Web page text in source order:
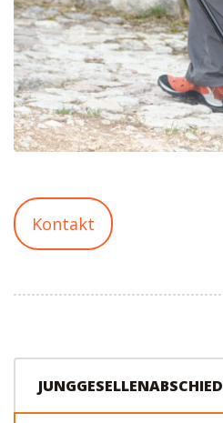
Kontakt
JUNGGESELLENABSCHIED